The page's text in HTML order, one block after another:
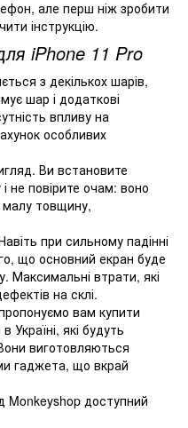
але перш ніж зробити
інструкцію.
iPhone 11 Pro
з декількох шарів,
шар і додаткові
впливу на
особливих
Ви встановите
не повірите очам: воно
товщину,
при сильному падінні
що основний екран буде
Максимальні втрати, які
на склі.
вам купити
Україні, які будуть
виготовляються
гаджета, що вкрай
Monkeyshop доступний